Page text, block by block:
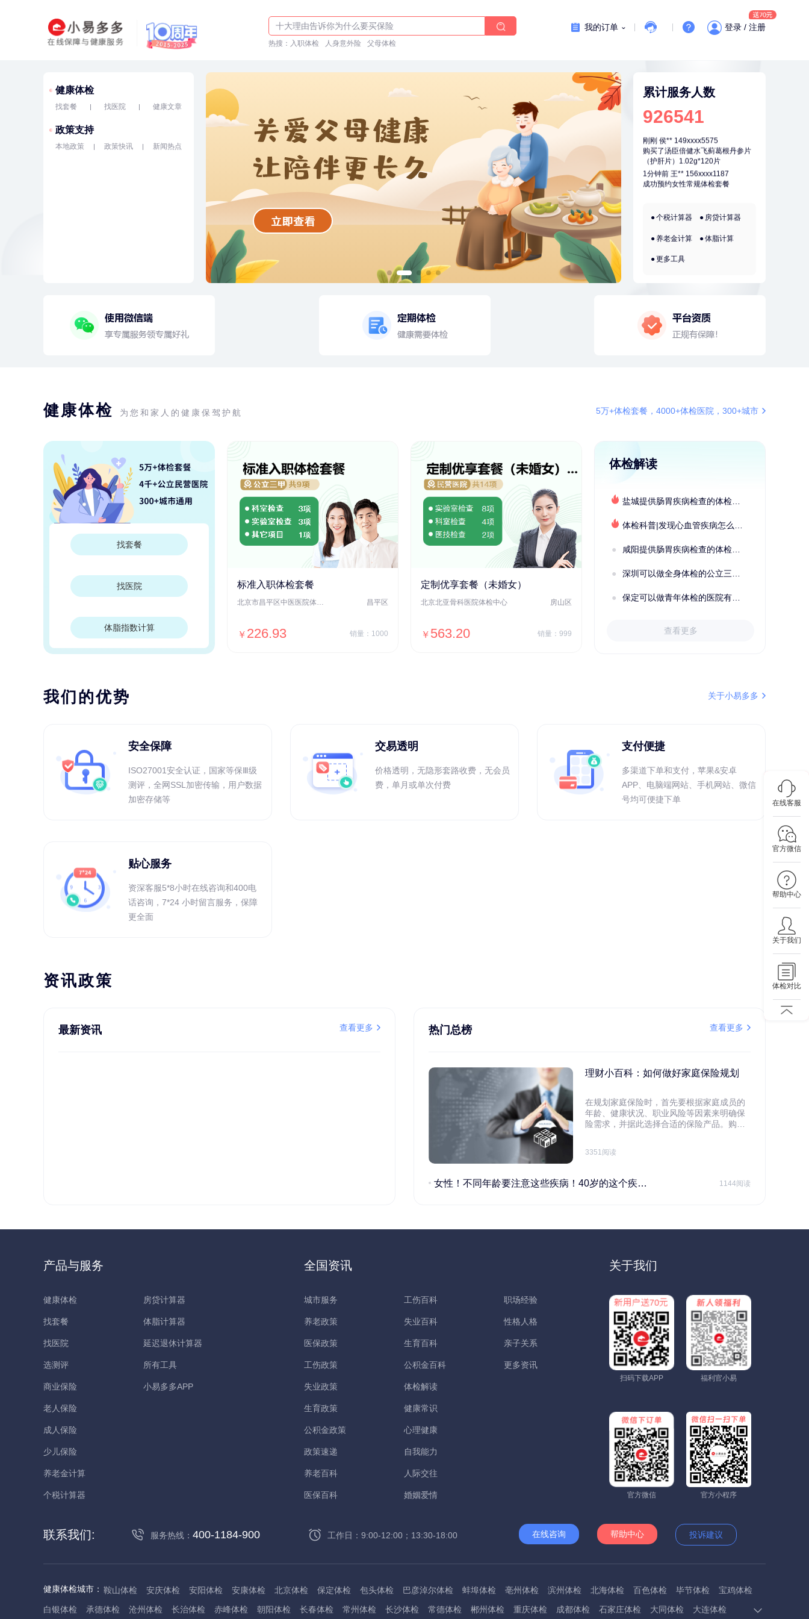
十大理由告诉你为什么要买保险
入职体检在线预约
热搜： 入职体检 人身意外险 父母体检
我的订单 登录 / 注册
健康体检
找套餐 找医院 健康文章
政策支持
本地政策 政策快讯 新闻热点
累计服务人数
926541
购买了BP3颈椎热敷枕
购买了汤臣倍健水飞蓟葛根丹参片
刚刚 侯** 149xxxx5575
购买了汤臣倍健水飞蓟葛根丹参片
（护肝片）1.02g*120片
1分钟前 王** 156xxxx1187
成功预约女性常规体检套餐
1分钟前 张** 132xxxx5456
2分钟前 何* 196xxxx0519
购买了小熊电烤箱 DKX-F10M6
4分钟前 杜** 135xxxx5327
成功预约了标准体检套餐（男）
7分钟前 华** 134xxxx5345
成功预约了女性VIP体检套餐
购买了BP3颈椎热敷枕
个税计算器 房贷计算器
养老金计算 体脂计算
更多工具
健康体检 为您和家人的健康保驾护航 5万+体检套餐，4000+体检医院，300+城市
找套餐
找医院
体脂指数计算
标准入职体检套餐
北京市昌平区中医医院体检中心 昌平区
￥ 226.93 销量：1000
定制优享套餐（未婚女）
北京北亚骨科医院体检中心 房山区
￥ 563.20 销量：999
秦皇岛市第一医院体检中心 北戴河区
体检解读
盐城提供肠胃疾病检查的体检套餐有哪些？体检机构有哪些选择？如何预约？
体检科普|发现心血管疾病怎么办？
咸阳提供肠胃疾病检查的体检套餐有哪些？体检机构有哪些选择？如何预约？
深圳可以做全身体检的公立三甲医院及体检套餐汇总
保定可以做青年体检的医院有哪些？有哪些套餐可以选择？
查看更多
我们的优势 关于小易多多
安全保障
ISO27001安全认证，国家等保Ⅲ级
测评，全网SSL加密传输，用户数据
加密存储等
交易透明
价格透明，无隐形套路收费，无会员
费，单月或单次付费
支付便捷
多渠道下单和支付，苹果&安卓
APP、电脑端网站、手机网站、微信
号均可便捷下单
贴心服务
资深客服5*8小时在线咨询和400电
话咨询，7*24 小时留言服务，保障
更全面
资讯政策
最新资讯 查看更多 热门总榜 查看更多
理财小百科：如何做好家庭保险规划
在规划家庭保险时，首先要根据家庭成员的
年龄、健康状况、职业风险等因素来明确保
险需求，并据此选择合适的保险产品。购买
规划家庭财务预算，确保保险费用不会对家
要经济支柱投保。
3351阅读
女性！不同年龄要注意这些疾病！40岁的这个疾病最需要注意！ 1144阅读
产品与服务
健康体检
找套餐
找医院
选测评
商业保险
老人保险
成人保险
少儿保险
养老金计算
个税计算器
房贷计算器
体脂计算器
延迟退休计算器
所有工具
小易多多APP
全国资讯
城市服务
养老政策
医保政策
工伤政策
失业政策
生育政策
公积金政策
政策速递
养老百科
医保百科
工伤百科
失业百科
生育百科
公积金百科
体检解读
健康常识
心理健康
自我能力
人际交往
婚姻爱情
职场经验
性格人格
亲子关系
更多资讯
关于我们
扫码下载APP 福利官小易
官方微信 官方小程序
联系我们: 服务热线： 400-1184-900 工作日：9:00-12:00；13:30-18:00 在线咨询 帮助中心 投诉建议
健康体检城市： 鞍山体检 安庆体检 安阳体检 安康体检 北京体检 保定体检 包头体检 巴彦淖尔体检 蚌埠体检 亳州体检 滨州体检 北海体检 百色体检 毕节体检
宝鸡体检
白银体检
承德体检 沧州体检 长治体检 赤峰体检 朝阳体检 长春体检 常州体检 长沙体检 常德体检 郴州体检 重庆体检 成都体检 石家庄体检 大同体检 大连体检
在线客服
官方微信
帮助中心
关于我们
体检对比